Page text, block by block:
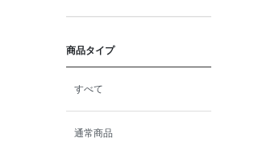
商品タイプ
すべて
通常商品